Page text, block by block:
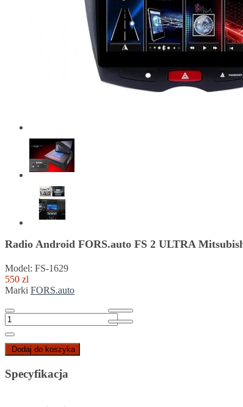
Radio Android FORS.auto FS 2 ULTRA
Model: FS-1629
550 zl
Marki FORS.auto
Dodaj do koszyka
Specyfikacja